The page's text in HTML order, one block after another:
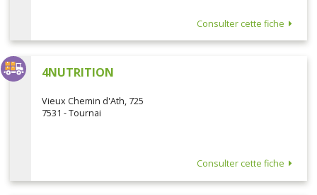
Consulter cette fiche
4NUTRITION
Vieux Chemin d'Ath, 725
7531 - Tournai
Consulter cette fiche